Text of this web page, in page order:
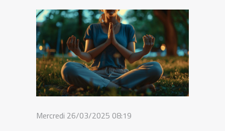
Mercredi 26/03/2025 08:19